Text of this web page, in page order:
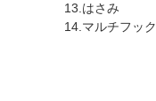
13.はさみ
14.マルチフック